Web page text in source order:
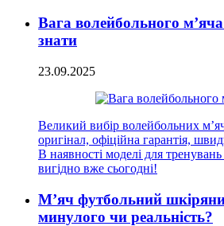
Вага волейбольного
знати
23.09.2025
Великий вибір волейбольних
оригінал, офіційна гарантія,
В наявності моделі для
вигідно вже сьогодні!
М’яч футбольний
минулого чи реальність?